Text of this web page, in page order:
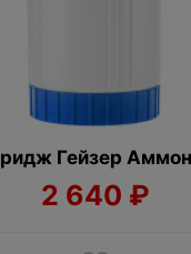
Гейзер
2 640 ₽